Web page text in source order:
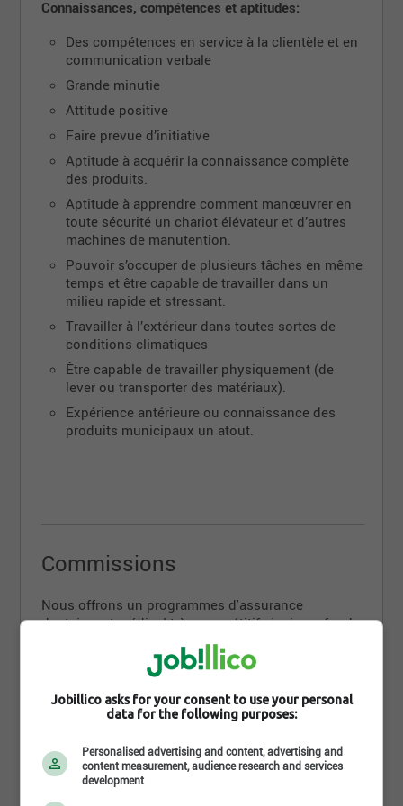
rémunération concurrentielle
Assurances, avantages sociaux et participation
au bénéfice
Une carrière dans une société forte et stable.
La participation à notre régime de retraite avec
des cotisations de la compagnie.
Une conciliation travail-vie personnelle et un
horaire flexible
Connaissances, compétences et aptitudes:
Des compétences en service à la clientèle et en
communication verbale
Grande minutie
Attitude positive
Faire prevue d’initiative
Aptitude à acquérir la connaissance complète
des produits.
Aptitude à apprendre comment manœuvrer en
toute sécurité un chariot élévateur et d’autres
machines de manutention.
Pouvoir s’occuper de plusieurs tâches en même
temps et être capable de travailler dans un
milieu rapide et stressant.
Travailler à l’extérieur dans toutes sortes de
conditions climatiques
Être capable de travailler physiquement (de
lever ou transporter des matériaux).
Expérience antérieure ou connaissance des
produits municipaux un atout.
Commissions
Nous offrons un programmes d'assurance
dentaires et médical très compétitif ainsi que fond
de retraite (REER) auquel l'employeur peut
De plus , nous avons un système de partage des
bénéfices en places (bonus annuelle) (à discuter)
Équité en emploi
Jobillico asks for your consent to use your personal
data for the following purposes:
Personalised advertising and content, advertising and
content measurement, audience research and services
development